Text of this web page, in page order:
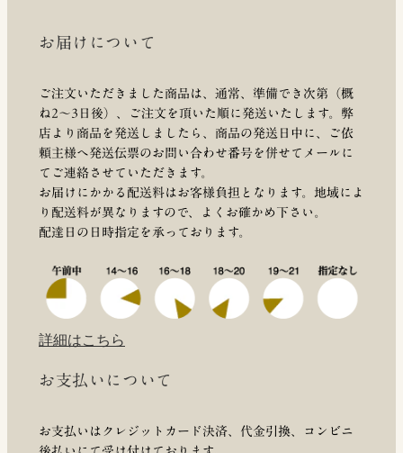
お届けについて
ご注文いただきました商品は、通常、準備でき次第（概
ね2～3日後）、ご注文を頂いた順に発送いたします。弊
店より商品を発送しましたら、商品の発送日中に、ご依
頼主様へ発送伝票のお問い合わせ番号を併せてメールに
てご連絡させていただきます。
お届けにかかる配送料はお客様負担となります。地域によ
り配送料が異なりますので、よくお確かめ下さい。
配達日の日時指定を承っております。
詳細はこちら
お支払いについて
お支払いはクレジットカード決済、代金引換、コンビニ